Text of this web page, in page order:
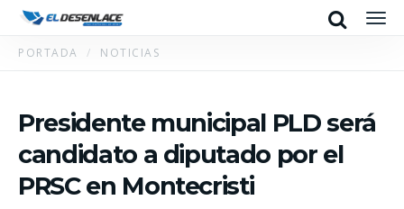
Search
PORTADA NOTICIAS
Presidente municipal PLD será
candidato a diputado por el
PRSC en Montecristi